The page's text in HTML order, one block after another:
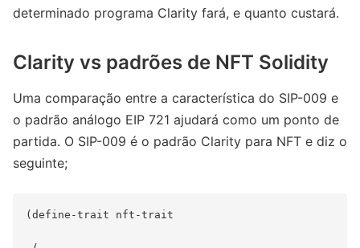
determinado programa Clarity fará, e quanto custará.
Clarity vs padrões de NFT Solidity
Uma comparação entre a característica do SIP-009 e
o padrão análogo EIP 721 ajudará como um ponto de
partida. O SIP-009 é o padrão Clarity para NFT e diz o
seguinte;
(define-trait nft-trait